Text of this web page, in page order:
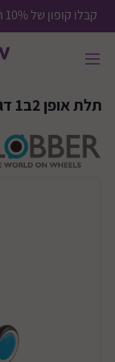
קבלו קופון של 10% הנחה -
תלת אופן 2ב1 דגם Learning Trike